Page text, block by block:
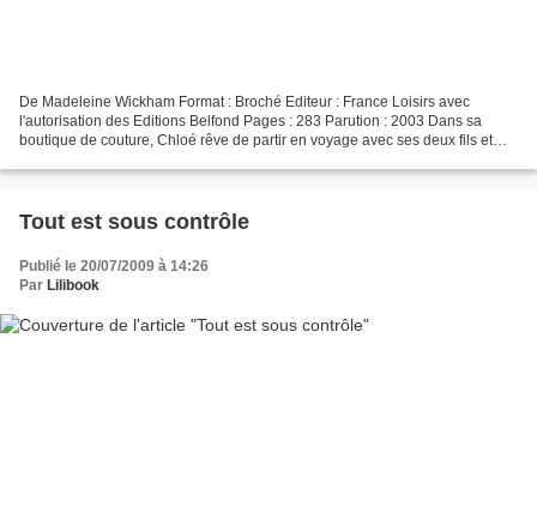
De Madeleine Wickham Format : Broché Editeur : France Loisirs avec
l'autorisation des Editions Belfond Pages : 283 Parution : 2003 Dans sa
boutique de couture, Chloé rêve de partir en voyage avec ses deux fils et
Tout est sous contrôle
Publié le 20/07/2009 à 14:26
Par Lilibook